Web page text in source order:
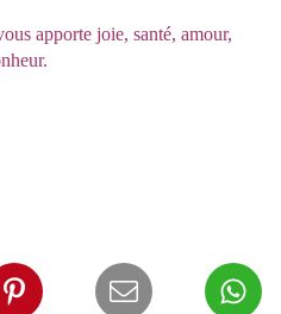
apporte joie, santé, amour,